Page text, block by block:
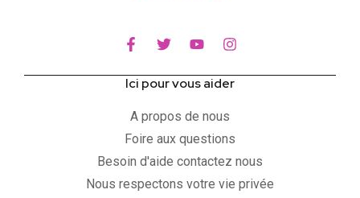
Ici pour vous aider
A propos de nous
Foire aux questions
Besoin d'aide contactez nous
Nous respectons votre vie privée